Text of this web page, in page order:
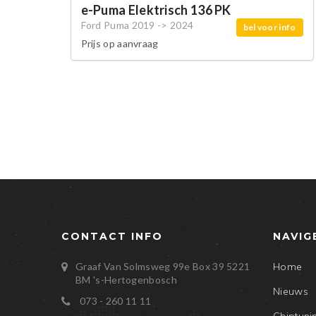
e-Puma Elektrisch 136 PK
bel voor info
Ford Puma 2019 -> 2024
Prijs op aanvraag
CONTACT INFO
Graaf Van Solmsweg 99e Box 39 5221
BM 's-Hertogenbosch
073 - 260 11 11
Home
Nieuws